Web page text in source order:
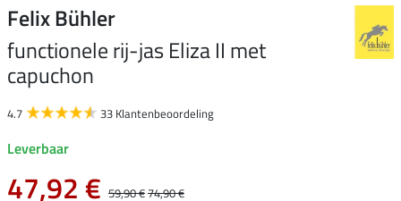
Felix Bühler
functionele rij-jas Eliza II met
capuchon
4.7 33 Klantenbeoordeling
Leverbaar
47,92 € 59,90 €74,90 €